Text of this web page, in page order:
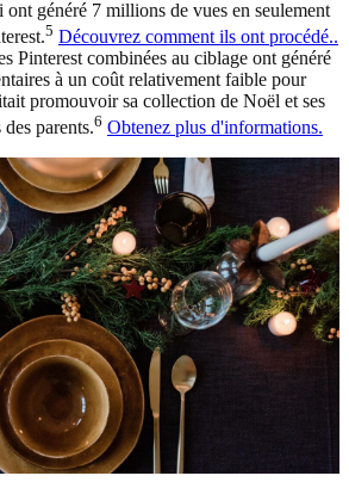
généré 7 millions de vues en seulement
5 Découvrez comment ils ont procédé..
Pinterest combinées au ciblage ont généré
à un coût relativement faible pour
promouvoir sa collection de Noël et ses
parents.6 Obtenez plus d'informations.